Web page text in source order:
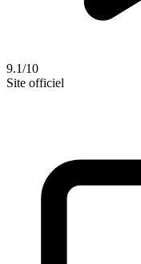
9.1/10
Site officiel